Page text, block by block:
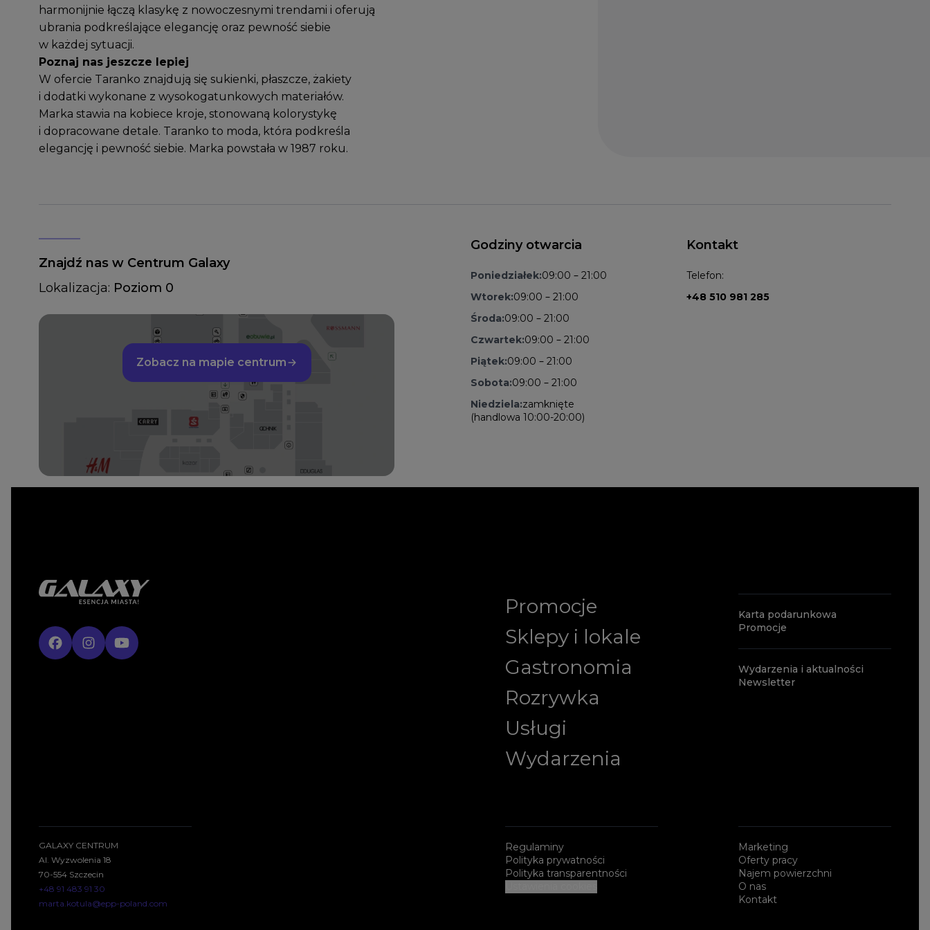
harmonijnie łączą klasykę z nowoczesnymi trendami i oferują
ubrania podkreślające elegancję oraz pewność siebie
w każdej sytuacji.
Poznaj nas jeszcze lepiej
W ofercie Taranko znajdują się sukienki, płaszcze, żakiety
i dodatki wykonane z wysokogatunkowych materiałów.
Marka stawia na kobiece kroje, stonowaną kolorystykę
i dopracowane detale. Taranko to moda, która podkreśla
elegancję i pewność siebie. Marka powstała w 1987 roku.
Znajdź nas w Centrum Galaxy
Lokalizacja: Poziom 0
Zobacz na mapie centrum
Godziny otwarcia
Poniedziałek:09:00 – 21:00
Wtorek:09:00 – 21:00
Środa:09:00 – 21:00
Czwartek:09:00 – 21:00
Piątek:09:00 – 21:00
Sobota:09:00 – 21:00
Niedziela:zamknięte
(handlowa 10:00-20:00)
Kontakt
Telefon:
+48 510 981 285
Promocje
Sklepy i lokale
Gastronomia
Rozrywka
Usługi
Wydarzenia
Karta podarunkowa
Promocje
Wydarzenia i aktualności
Newsletter
GALAXY CENTRUM
Al. Wyzwolenia 18
70-554 Szczecin
+48 91 483 91 30
marta.kotula@epp-poland.com
Regulaminy
Polityka prywatności
Polityka transparentności
Marketing
Oferty pracy
Najem powierzchni
O nas
Kontakt